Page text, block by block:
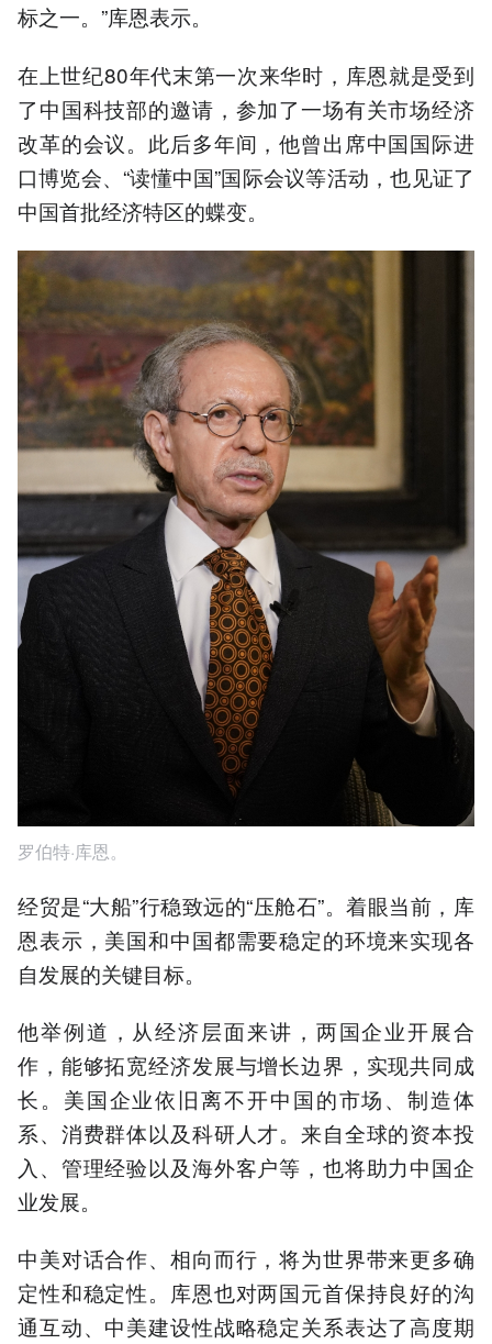
标之一。”库恩表示。
在上世纪80年代末第一次来华时，库恩就是受到
了中国科技部的邀请，参加了一场有关市场经济
改革的会议。此后多年间，他曾出席中国国际进
口博览会、“读懂中国”国际会议等活动，也见证了
中国首批经济特区的蝶变。
罗伯特·库恩。
经贸是“大船”行稳致远的“压舱石”。着眼当前，库
恩表示，美国和中国都需要稳定的环境来实现各
自发展的关键目标。
他举例道，从经济层面来讲，两国企业开展合
作，能够拓宽经济发展与增长边界，实现共同成
长。美国企业依旧离不开中国的市场、制造体
系、消费群体以及科研人才。来自全球的资本投
入、管理经验以及海外客户等，也将助力中国企
业发展。
中美对话合作、相向而行，将为世界带来更多确
定性和稳定性。库恩也对两国元首保持良好的沟
通互动、中美建设性战略稳定关系表达了高度期